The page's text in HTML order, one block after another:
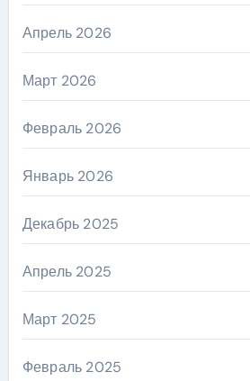
Апрель 2026
Март 2026
Февраль 2026
Январь 2026
Декабрь 2025
Апрель 2025
Март 2025
Февраль 2025